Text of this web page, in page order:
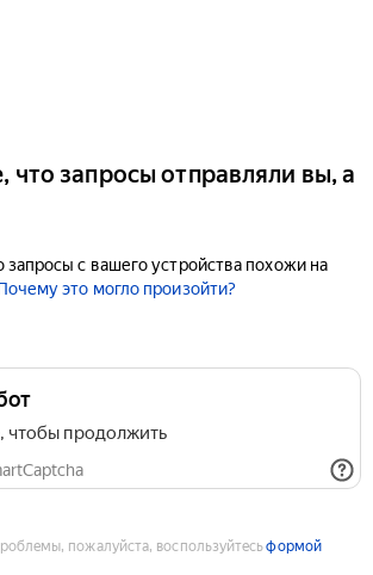
что запросы отправляли вы, а
с вашего устройства похожи на
это могло произойти?
чтобы продолжить
пожалуйста, воспользуйтесьформой